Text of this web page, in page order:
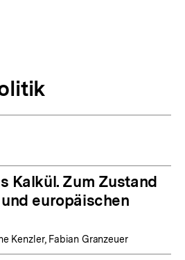
Kalkül. Zum Zustand
europäischen
Kenzler, Fabian Granzeuer